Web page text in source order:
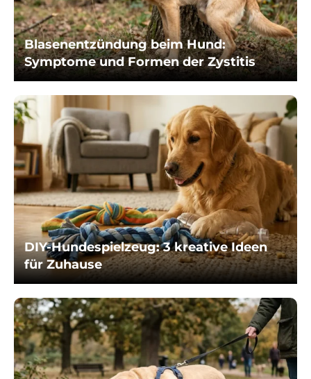
Blasenentzündung beim Hund:
Symptome und Formen der Zystitis
DIY-Hundespielzeug: 3 kreative Ideen
für Zuhause